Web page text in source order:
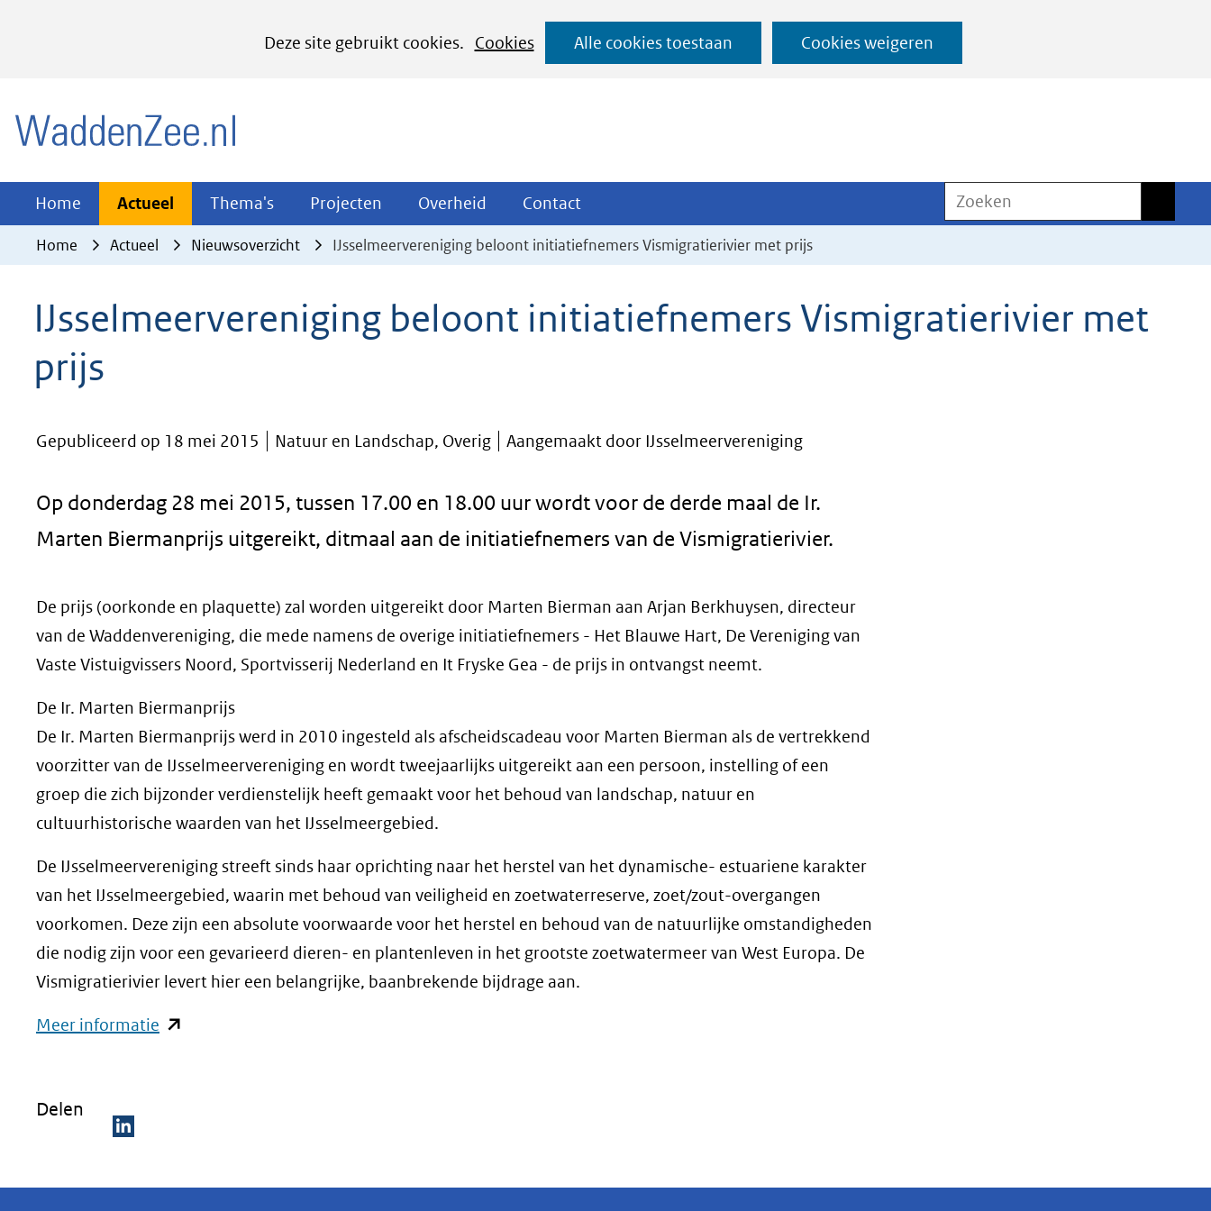
Deze site gebruikt cookies.
Cookies
het
cookies
website
worden
toegestaan
Alle cookies toestaan Cookies weigeren
Ga
naar
Home Actueel Actueel
Uitklappen
Thema's Thema's
Uitklappen
Projecten Projecten
Uitklappen
Overheid Overheid
Uitklappen
Contact
Uitklappen
Zoeken
Home Actueel Nieuwsoverzicht IJsselmeervereniging beloont initiatiefnemers Vismigratierivier met prijs
IJsselmeervereniging beloont initiatiefnemers Vismigratierivier met
prijs
Gepubliceerd op 18 mei 2015 Natuur en Landschap, Overig Aangemaakt door IJsselmeervereniging
Op donderdag 28 mei 2015, tussen 17.00 en 18.00 uur wordt voor de derde maal de Ir.
Marten Biermanprijs uitgereikt, ditmaal aan de initiatiefnemers van de Vismigratierivier.
De prijs (oorkonde en plaquette) zal worden uitgereikt door Marten Bierman aan Arjan Berkhuysen, directeur
van de Waddenvereniging, die mede namens de overige initiatiefnemers - Het Blauwe Hart, De Vereniging van
Vaste Vistuigvissers Noord, Sportvisserij Nederland en It Fryske Gea - de prijs in ontvangst neemt.
De Ir. Marten Biermanprijs
De Ir. Marten Biermanprijs werd in 2010 ingesteld als afscheidscadeau voor Marten Bierman als de vertrekkend
voorzitter van de IJsselmeervereniging en wordt tweejaarlijks uitgereikt aan een persoon, instelling of een
groep die zich bijzonder verdienstelijk heeft gemaakt voor het behoud van landschap, natuur en
cultuurhistorische waarden van het IJsselmeergebied.
De IJsselmeervereniging streeft sinds haar oprichting naar het herstel van het dynamische- estuariene karakter
van het IJsselmeergebied, waarin met behoud van veiligheid en zoetwaterreserve, zoet/zout-overgangen
voorkomen. Deze zijn een absolute voorwaarde voor het herstel en behoud van de natuurlijke omstandigheden
die nodig zijn voor een gevarieerd dieren- en plantenleven in het grootste zoetwatermeer van West Europa. De
Vismigratierivier levert hier een belangrijke, baanbrekende bijdrage aan.
Meer informatie (opent
Delen
e